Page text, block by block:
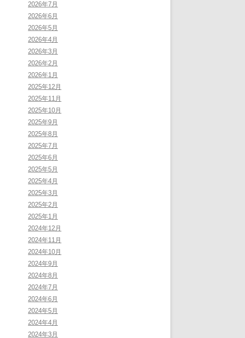
2026年7月
2026年6月
2026年5月
2026年4月
2026年3月
2026年2月
2026年1月
2025年12月
2025年11月
2025年10月
2025年9月
2025年8月
2025年7月
2025年6月
2025年5月
2025年4月
2025年3月
2025年2月
2025年1月
2024年12月
2024年11月
2024年10月
2024年9月
2024年8月
2024年7月
2024年6月
2024年5月
2024年4月
2024年3月